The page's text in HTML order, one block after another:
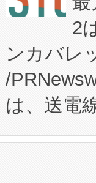
患者にと
のアク
Fully-
プログラ
に関する
構造化ト
上げお
ードす
ーエネル
た。
定、統合
安全性を
増加し
2
ンカバレ
/
は、送電
や穀物倉
リュー